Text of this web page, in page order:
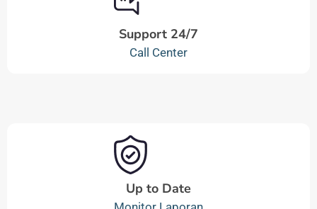
Support 24/7
Call Center
Up to Date